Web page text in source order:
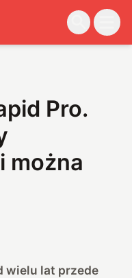
Pro.
można
wielu lat przede